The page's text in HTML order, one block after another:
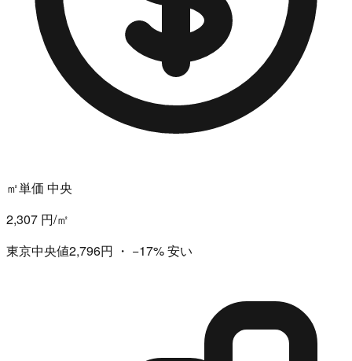
㎡単価 中央
2,307 円/㎡
東京中央値2,796円 ・ −17%安い